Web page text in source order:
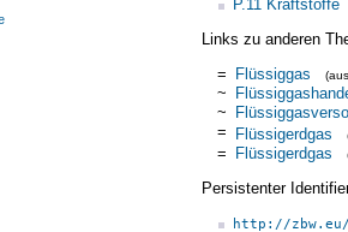
P.11 Kraftstoffe
Links zu anderen
= Flüssiggas
~
~
= Flüssigerdgas
= Flüssigerdgas
Persistenter
http://